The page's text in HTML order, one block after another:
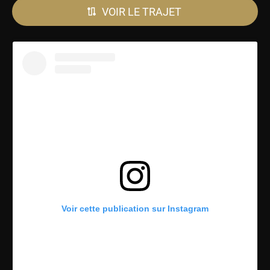
VOIR LE TRAJET
Voir cette publication sur Instagram